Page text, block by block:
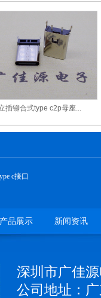
插铆合式type c2p母座...
c接口
产品展示 新闻资讯
深圳市广佳
公司地址：